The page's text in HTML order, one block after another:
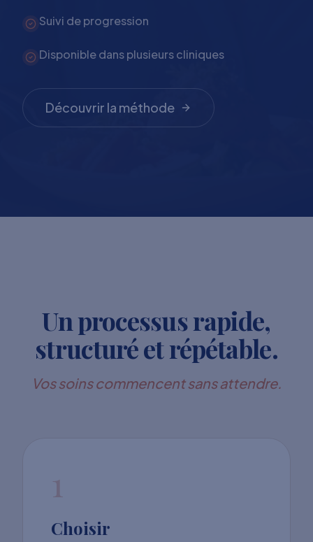
Suivi de progression
Disponible dans plusieurs cliniques
Découvrir la méthode
Un processus rapide,
structuré et répétable.
Vos soins commencent sans attendre.
1
Choisir